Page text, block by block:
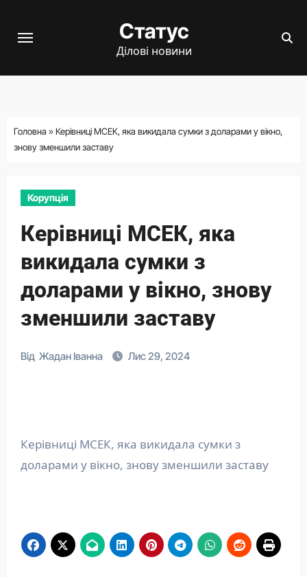
Статус
Ділові новини
Головна » Керівниці МСЕК, яка викидала сумки з доларами у вікно,
знову зменшили заставу
Корупція
Керівниці МСЕК, яка
викидала сумки з
доларами у вікно, знову
зменшили заставу
Від Жадан Іванна Лис 29, 2024
Керівниці МСЕК, яка викидала сумки з
доларами у вікно, знову зменшили заставу